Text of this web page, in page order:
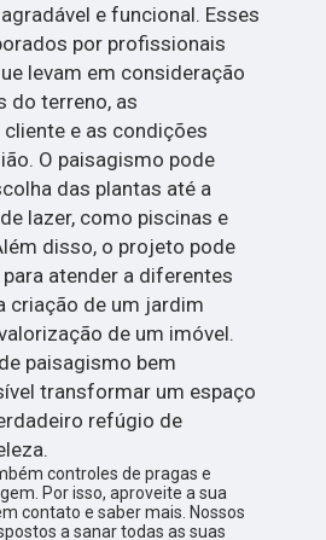
e funcional. Esses
por profissionais
levam em consideração
do terreno, as
e as condições
O paisagismo pode
das plantas até a
lazer, como piscinas e
disso, o projeto pode
atender a diferentes
criação de um jardim
de um imóvel.
paisagismo bem
transformar um espaço
refúgio de
controles de pragas e
Por isso, aproveite a sua
contato e saber mais. Nossos
a sanar todas as suas